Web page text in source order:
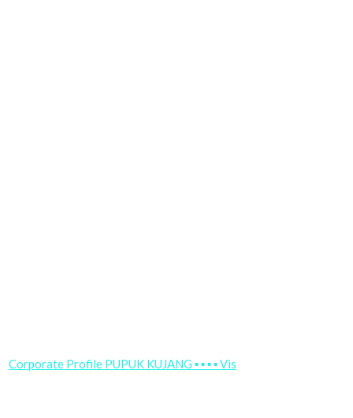
Corporate Profile PUPUK KUJANG ▪ ▪ ▪ ▪ Vis